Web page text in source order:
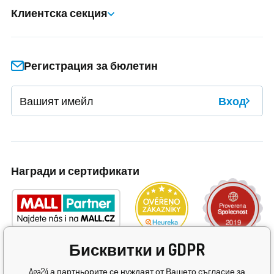
Клиентска секция
Регистрация за бюлетин
Вход
Награди и сертификати
Бисквитки и GDPR
Aga24 а партньорите се нуждаят от Вашето съгласие за